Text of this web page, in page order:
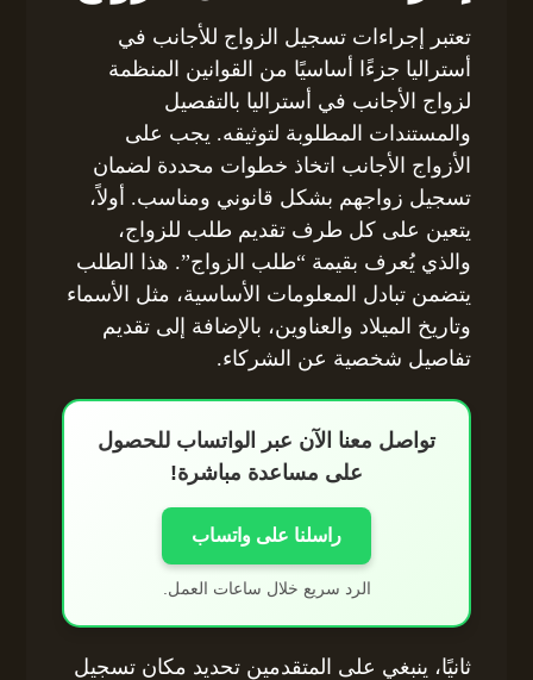
تعتبر إجراءات تسجيل الزواج للأجانب في
أستراليا جزءًا أساسيًا من القوانين المنظمة
لزواج الأجانب في أستراليا بالتفصيل
والمستندات المطلوبة لتوثيقه. يجب على
الأزواج الأجانب اتخاذ خطوات محددة لضمان
تسجيل زواجهم بشكل قانوني ومناسب. أولاً،
يتعين على كل طرف تقديم طلب للزواج،
والذي يُعرف بقيمة “طلب الزواج”. هذا الطلب
يتضمن تبادل المعلومات الأساسية، مثل الأسماء
وتاريخ الميلاد والعناوين، بالإضافة إلى تقديم
تفاصيل شخصية عن الشركاء.
تواصل معنا الآن عبر الواتساب للحصول
على مساعدة مباشرة!
راسلنا على واتساب
الرد سريع خلال ساعات العمل.
ثانيًا، ينبغي على المتقدمين تحديد مكان تسجيل